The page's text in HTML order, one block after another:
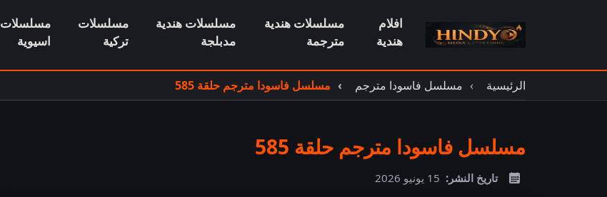
افلام
هندية
مسلسلات هندية
مترجمة
مسلسلات هندية
مدبلجة
مسلسلات
تركية
مسلسلات
اسيوية
الرئيسية مسلسل فاسودا مترجم مسلسل فاسودا مترجم حلقة 585
مسلسل فاسودا مترجم حلقة 585
تاريخ النشر: 15 يونيو 2026